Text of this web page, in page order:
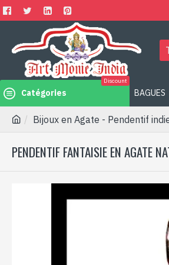
Catégories
Discount
BAGUES
Bijoux en Agate - Pendentif
PENDENTIF FANTAISIE EN AGATE